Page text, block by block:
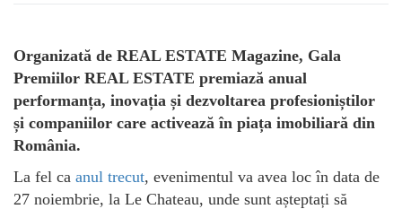
Organizată de REAL ESTATE Magazine, Gala
Premiilor REAL ESTATE premiază anual
performanța, inovația și dezvoltarea profesioniștilor
și companiilor care activează în piața imobiliară din
România.
La fel ca anul trecut, evenimentul va avea loc în data de
27 noiembrie, la Le Chateau, unde sunt așteptați să